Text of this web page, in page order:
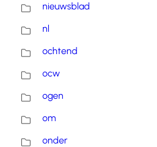
nieuwsblad
nl
ochtend
ocw
ogen
om
onder